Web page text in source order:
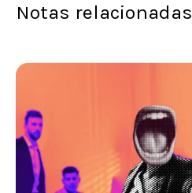
Notas relacionadas